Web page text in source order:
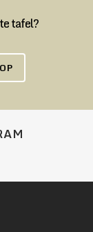
tafel?